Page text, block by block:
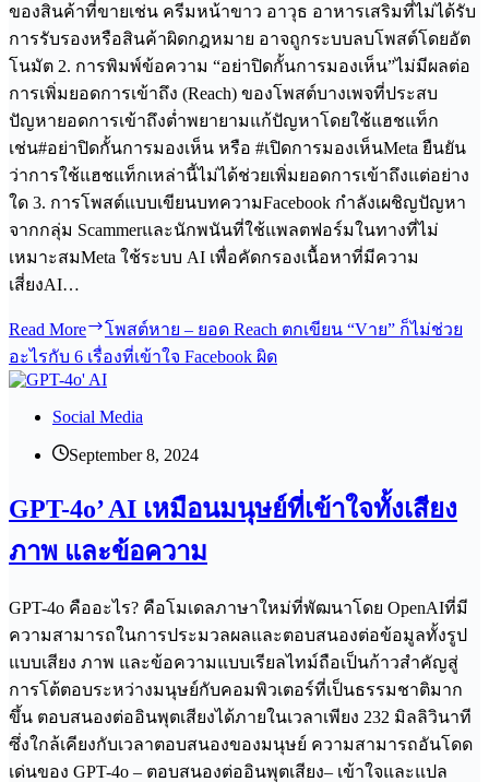
ของสินค้าที่ขายเช่น ครีมหน้าขาว อาวุธ อาหารเสริมที่ไม่ได้รับ
การรับรองหรือสินค้าผิดกฎหมาย อาจถูกระบบลบโพสต์โดยอัต
โนมัต 2. การพิมพ์ข้อความ “อย่าปิดกั้นการมองเห็น”ไม่มีผลต่อ
การเพิ่มยอดการเข้าถึง (Reach) ของโพสต์บางเพจที่ประสบ
ปัญหายอดการเข้าถึงต่ำพยายามแก้ปัญหาโดยใช้แฮชแท็ก
เช่น#อย่าปิดกั้นการมองเห็น หรือ #เปิดการมองเห็นMeta ยืนยัน
ว่าการใช้แฮชแท็กเหล่านี้ไม่ได้ช่วยเพิ่มยอดการเข้าถึงแต่อย่าง
ใด 3. การโพสต์แบบเขียนบทความFacebook กำลังเผชิญปัญหา
จากกลุ่ม Scammerและนักพนันที่ใช้แพลตฟอร์มในทางที่ไม่
เหมาะสมMeta ใช้ระบบ AI เพื่อคัดกรองเนื้อหาที่มีความ
เสี่ยงAI…
Read More
โพสต์หาย – ยอด Reach ตกเขียน “Vาย” ก็ไม่ช่วย
อะไรกับ 6 เรื่องที่เข้าใจ Facebook ผิด
Social Media
September 8, 2024
GPT-4o’ AI เหมือนมนุษย์ที่เข้าใจทั้งเสียง
ภาพ และข้อความ
GPT-4o คืออะไร? คือโมเดลภาษาใหม่ที่พัฒนาโดย OpenAIที่มี
ความสามารถในการประมวลผลและตอบสนองต่อข้อมูลทั้งรูป
แบบเสียง ภาพ และข้อความแบบเรียลไทม์ถือเป็นก้าวสำคัญสู่
การโต้ตอบระหว่างมนุษย์กับคอมพิวเตอร์ที่เป็นธรรมชาติมาก
ขึ้น ตอบสนองต่ออินพุตเสียงได้ภายในเวลาเพียง 232 มิลลิวินาที
ซึ่งใกล้เคียงกับเวลาตอบสนองของมนุษย์ ความสามารถอันโดด
เด่นของ GPT-4o – ตอบสนองต่ออินพุตเสียง– เข้าใจและแปล